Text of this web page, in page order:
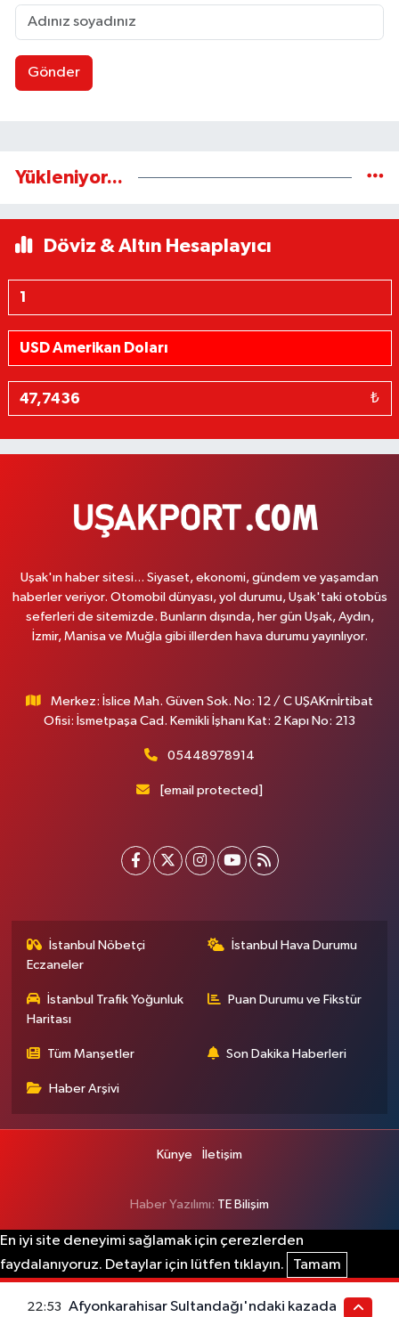
Gönder
Yükleniyor...
Döviz & Altın Hesaplayıcı
₺
Uşak'ın haber sitesi... Siyaset, ekonomi, gündem ve yaşamdan
haberler veriyor. Otomobil dünyası, yol durumu, Uşak'taki otobüs
seferleri de sitemizde. Bunların dışında, her gün Uşak, Aydın,
İzmir, Manisa ve Muğla gibi illerden hava durumu yayınlıyor.
Merkez: İslice Mah. Güven Sok. No: 12 / C UŞAKrnİrtibat
Ofisi: İsmetpaşa Cad. Kemikli İşhanı Kat: 2 Kapı No: 213
05448978914
[email protected]
İstanbul Nöbetçi
Eczaneler
İstanbul Hava Durumu
İstanbul Trafik Yoğunluk
Haritası
Puan Durumu ve Fikstür
Tüm Manşetler Son Dakika Haberleri
Haber Arşivi
Künye İletişim
Haber Yazılımı: TE Bilişim
En iyi site deneyimi sağlamak için çerezlerden
faydalanıyoruz. Detaylar için lütfen tıklayın.
Tamam
22:53 Afyonkarahisar Sultandağı'ndaki kazada